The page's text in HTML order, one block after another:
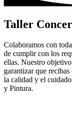
Taller
Colaboramos con
de cumplir con los
ellas. Nuestro
garantizar que
la calidad y el
y Pintura.